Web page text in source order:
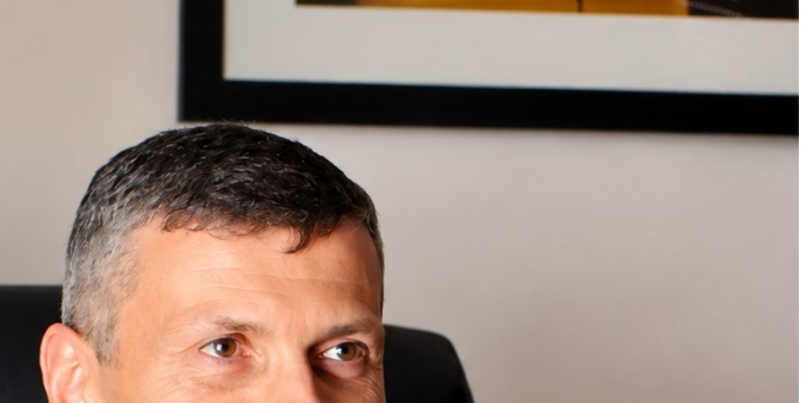
indemnisation du préjudice corporel. Bâtonnier pour 2026-2027, il accompagne ses clients dans des
fondée sur l’écoute, la rigueur et l’
analyse du dossier.
sécuriser les décisions, préserver les éléments de preuve et choisir la démarche la plus adaptée. Qu’il
ou d’un contentieux, il propose une stratégie claire, cohérente et adaptée aux enjeux.